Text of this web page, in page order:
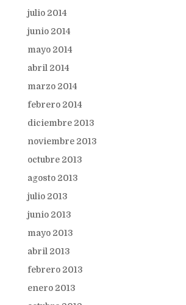
julio 2014
junio 2014
mayo 2014
abril 2014
marzo 2014
febrero 2014
diciembre 2013
noviembre 2013
octubre 2013
agosto 2013
julio 2013
junio 2013
mayo 2013
abril 2013
febrero 2013
enero 2013